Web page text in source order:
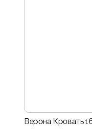
Верона Кровать